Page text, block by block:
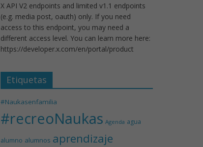
X API V2 endpoints and limited v1.1 endpoints
(e.g. media post, oauth) only. If you need
access to this endpoint, you may need a
different access level. You can learn more here:
https://developer.x.com/en/portal/product
Etiquetas
#Naukasenfamilia
#recreoNaukas Agenda agua
alumno alumnos aprendizaje